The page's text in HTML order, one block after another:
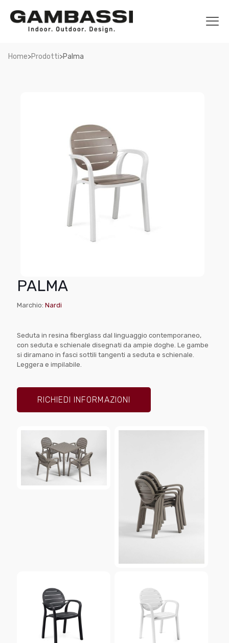
Home>Prodotti>Palma
PALMA
Marchio: Nardi
Seduta in resina fiberglass dal linguaggio contemporaneo,
con seduta e schienale disegnati da ampie doghe. Le gambe
si diramano in fasci sottili tangenti a seduta e schienale.
Leggera e impilabile.
RICHIEDI INFORMAZIONI